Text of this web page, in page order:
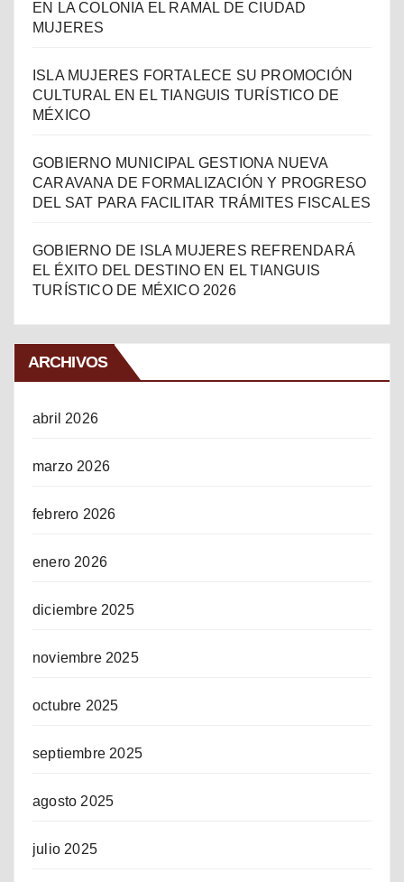
EN LA COLONIA EL RAMAL DE CIUDAD
MUJERES
ISLA MUJERES FORTALECE SU PROMOCIÓN
CULTURAL EN EL TIANGUIS TURÍSTICO DE
MÉXICO
GOBIERNO MUNICIPAL GESTIONA NUEVA
CARAVANA DE FORMALIZACIÓN Y PROGRESO
DEL SAT PARA FACILITAR TRÁMITES FISCALES
GOBIERNO DE ISLA MUJERES REFRENDARÁ
EL ÉXITO DEL DESTINO EN EL TIANGUIS
TURÍSTICO DE MÉXICO 2026
ARCHIVOS
abril 2026
marzo 2026
febrero 2026
enero 2026
diciembre 2025
noviembre 2025
octubre 2025
septiembre 2025
agosto 2025
julio 2025